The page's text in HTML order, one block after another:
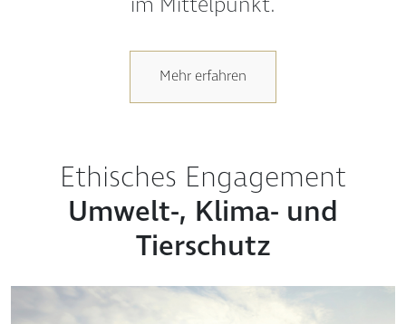
Mehr erfahren
Umwelt-, Klima- und
Tierschutz